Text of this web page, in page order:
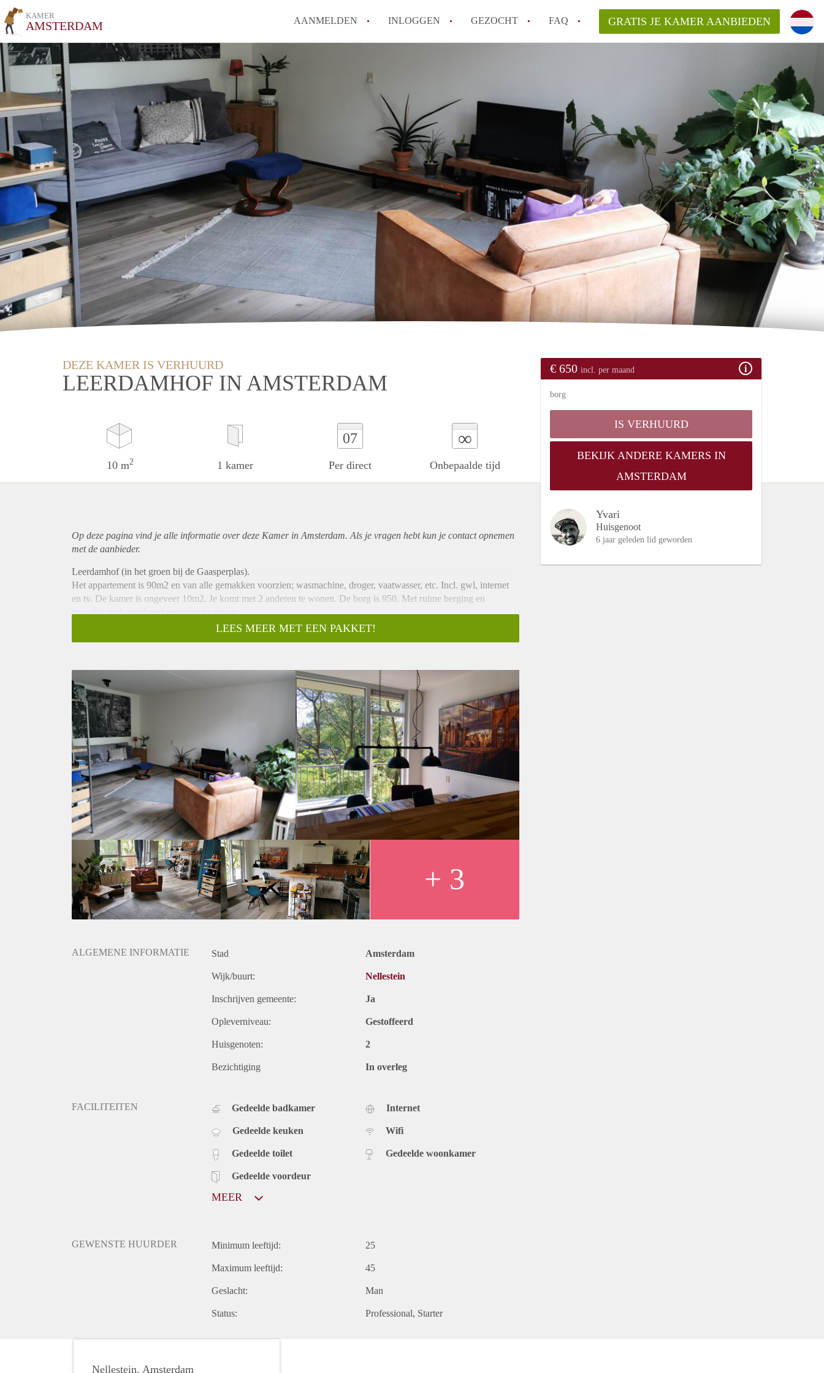
KAMER
AMSTERDAM AANMELDEN INLOGGEN GEZOCHT FAQ
Wat zijn de opzegtermijnen bij een kamer in Amsterdam?
Wat zijn de populairste zoektermen voor een kamer in Amsterdam en wat
betekent dit voor jou als zoeker?
Wat is een studentenkamer in Amsterdam?
Waarom geen bemiddelingskosten voor de huurder?
Alle veelgestelde vragen
GRATIS JE KAMER AANBIEDEN
DEZE KAMER IS VERHUURD
LEERDAMHOF IN AMSTERDAM
10 m2 1 kamer
07
Per direct
∞
Onbepaalde tijd
€ 650 incl. per maand
borg
IS VERHUURD
BEKIJK ANDERE KAMERS IN
AMSTERDAM
Yvari
Huisgenoot
6 jaar geleden lid geworden
Op deze pagina vind je alle informatie over deze Kamer in Amsterdam. Als je vragen hebt kun je contact opnemen
met de aanbieder.
Leerdamhof (in het groen bij de Gaasperplas).
Het appartement is 90m2 en van alle gemakken voorzien; wasmachine, droger, vaatwasser, etc. Incl. gwl, internet
en tv. De kamer is ongeveer 10m2. Je komt met 2 anderen te wonen. De borg is 950. Met ruime berging en
mogelijk incl. privé parkeerplaats in garage.
Dicht bij het AMC. Met ov binnen 35/40min op centraal.
Room in nice big apartment near the lake Gaasperplas, very green invironment. Near the AMC and within public
LEES MEER MET EEN PAKKET!
+ 3
ALGEMENE INFORMATIE Stad Amsterdam
Wijk/buurt: Nellestein
Inschrijven gemeente: Ja
Opleverniveau: Gestoffeerd
Huisgenoten: 2
Bezichtiging In overleg
FACILITEITEN Gedeelde badkamer
Gedeelde keuken
Gedeelde toilet
Gedeelde voordeur
Internet
Wifi
Gedeelde woonkamer
MEER
GEWENSTE HUURDER Minimum leeftijd: 25
Maximum leeftijd: 45
Geslacht: Man
Status: Professional Starter
Nellestein, Amsterdam